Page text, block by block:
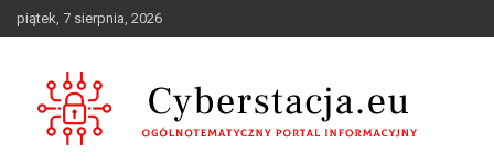
Skip
to
piątek, 7 sierpnia, 2026